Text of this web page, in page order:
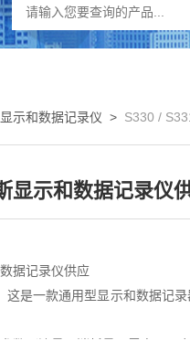
显示和数据记录仪 > S330 / S331菏泽
显示和数据记录仪
据记录仪供应
这是一款通用型显示和数据记